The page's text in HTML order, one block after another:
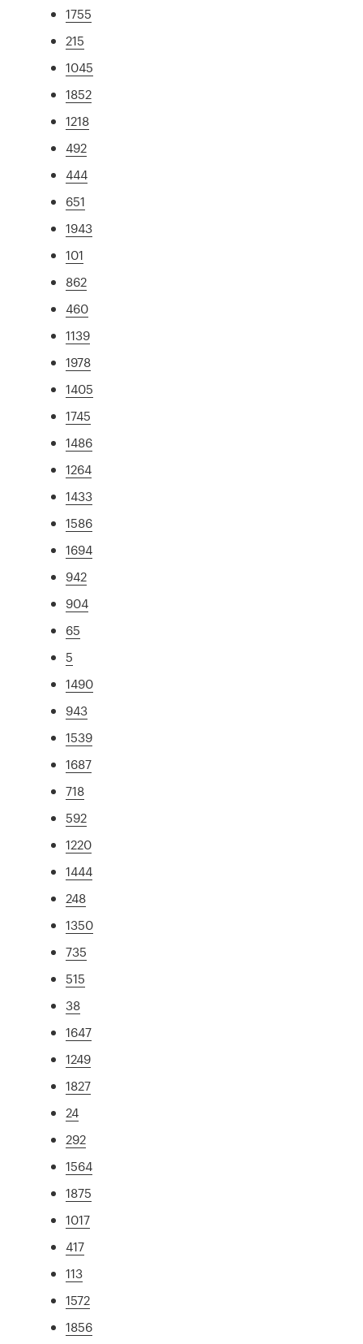
1755
215
1045
1852
1218
492
444
651
1943
101
862
460
1139
1978
1405
1745
1486
1264
1433
1586
1694
942
904
65
5
1490
943
1539
1687
718
592
1220
1444
248
1350
735
515
38
1647
1249
1827
24
292
1564
1875
1017
417
113
1572
1856